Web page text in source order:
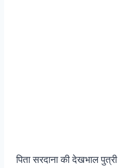
पिता सरदाना की देखभाल